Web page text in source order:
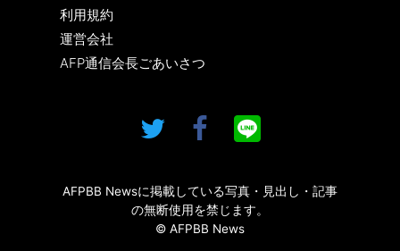
利用規約
運営会社
AFP通信会長ごあいさつ
AFPBB Newsに掲載している写真・見出し・記事
の無断使用を禁じます。
© AFPBB News